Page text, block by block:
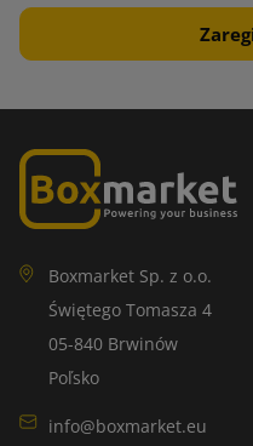
Boxmarket Sp. z o.o.
Świętego Tomasza 4
05-840 Brwinów
Poľsko
info@boxmarket.eu